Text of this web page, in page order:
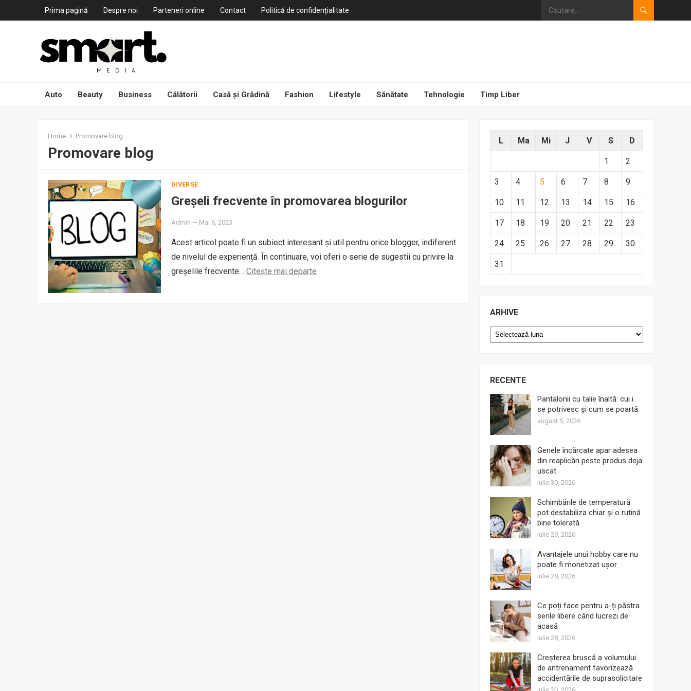
Prima pagină Despre noi Parteneri online Contact Politică de confidențialitate
Auto Beauty Business Călătorii Casă și Grădină Fashion Lifestyle Sănătate Tehnologie Timp Liber
Home Promovare blog
Promovare blog
DIVERSE
Greșeli frecvente în promovarea blogurilor
Admin — Mai 6, 2023
Acest articol poate fi un subiect interesant și util pentru orice blogger, indiferent
de nivelul de experiență. În continuare, voi oferi o serie de sugestii cu privire la
greșelile frecvente… Citește mai departe
L Ma Mi J V S D
1 2
3 4 5 6 7 8 9
10 11 12 13 14 15 16
17 18 19 20 21 22 23
24 25 26 27 28 29 30
31
ARHIVE
Arhive
RECENTE
Pantalonii cu talie înaltă: cui i
se potrivesc și cum se poartă
august 5, 2026
Genele încărcate apar adesea
din reaplicări peste produs deja
uscat
iulie 30, 2026
Schimbările de temperatură
pot destabiliza chiar și o rutină
bine tolerată
iulie 29, 2026
Avantajele unui hobby care nu
poate fi monetizat ușor
iulie 28, 2026
Ce poți face pentru a-ți păstra
serile libere când lucrezi de
acasă
iulie 28, 2026
Creșterea bruscă a volumului
de antrenament favorizează
accidentările de suprasolicitare